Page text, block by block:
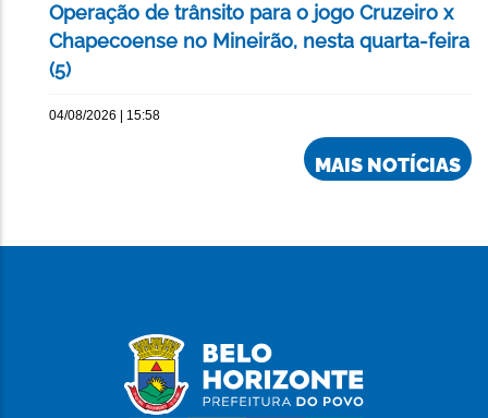
Operação de trânsito para o jogo Cruzeiro x
Chapecoense no Mineirão, nesta quarta-feira
(5)
04/08/2026 | 15:58
MAIS NOTÍCIAS